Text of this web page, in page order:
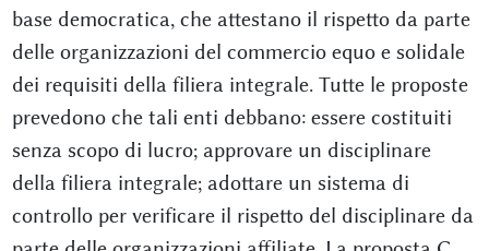
base democratica, che attestano il rispetto da parte
delle organizzazioni del commercio equo e solidale
dei requisiti della filiera integrale. Tutte le proposte
prevedono che tali enti debbano: essere costituiti
senza scopo di lucro; approvare un disciplinare
della filiera integrale; adottare un sistema di
controllo per verificare il rispetto del disciplinare da